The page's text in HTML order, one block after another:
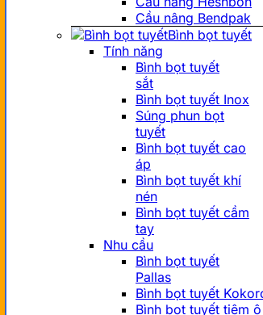
Cầu nâng Bendpak
Bình bọt tuyết
Tính năng
Bình bọt tuyết
sắt
Bình bọt tuyết Inox
Súng phun bọt
tuyết
Bình bọt tuyết cao
áp
Bình bọt tuyết khí
nén
Bình bọt tuyết cầm
tay
Nhu cầu
Bình bọt tuyết
Pallas
Bình bọt tuyết
Bình bọt tuyết tiệm ô